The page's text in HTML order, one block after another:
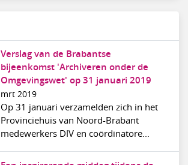
Verslag van de Brabantse
bijeenkomst 'Archiveren onder de
Omgevingswet' op 31 januari 2019
mrt 2019
Op 31 januari verzamelden zich in het
Provinciehuis van Noord-Brabant
medewerkers DIV en coördinatore...